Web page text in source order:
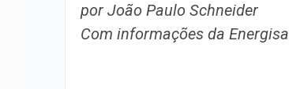
por João Paulo Schneider
Com informações da Energisa